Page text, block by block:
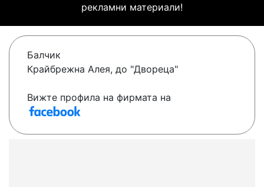
рекламни материали!
Балчик
Крайбрежна Алея, до "Двореца"
Вижте профила на фирмата на